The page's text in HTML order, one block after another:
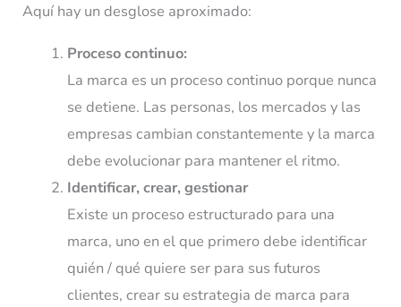
Aquí hay un desglose aproximado:
Proceso continuo:
La marca es un proceso continuo porque nunca
se detiene. Las personas, los mercados y las
empresas cambian constantemente y la marca
debe evolucionar para mantener el ritmo.
Identificar, crear, gestionar
Existe un proceso estructurado para una
marca, uno en el que primero debe identificar
quién / qué quiere ser para sus futuros
clientes, crear su estrategia de marca para